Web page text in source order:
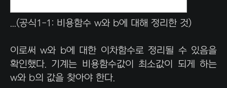
...(공식1-1: 비용함수 w와 b에 대해 정리한 것)
이로써 w와 b에 대한 이차함수로 정리될 수 있음을
확인했다. 기계는 비용함수값이 최소값이 되게 하는
w와 b의 값을 찾아야 한다.